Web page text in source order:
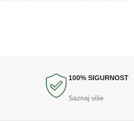
565x735x1160 mm
100% SIGURNOST
Saznaj više